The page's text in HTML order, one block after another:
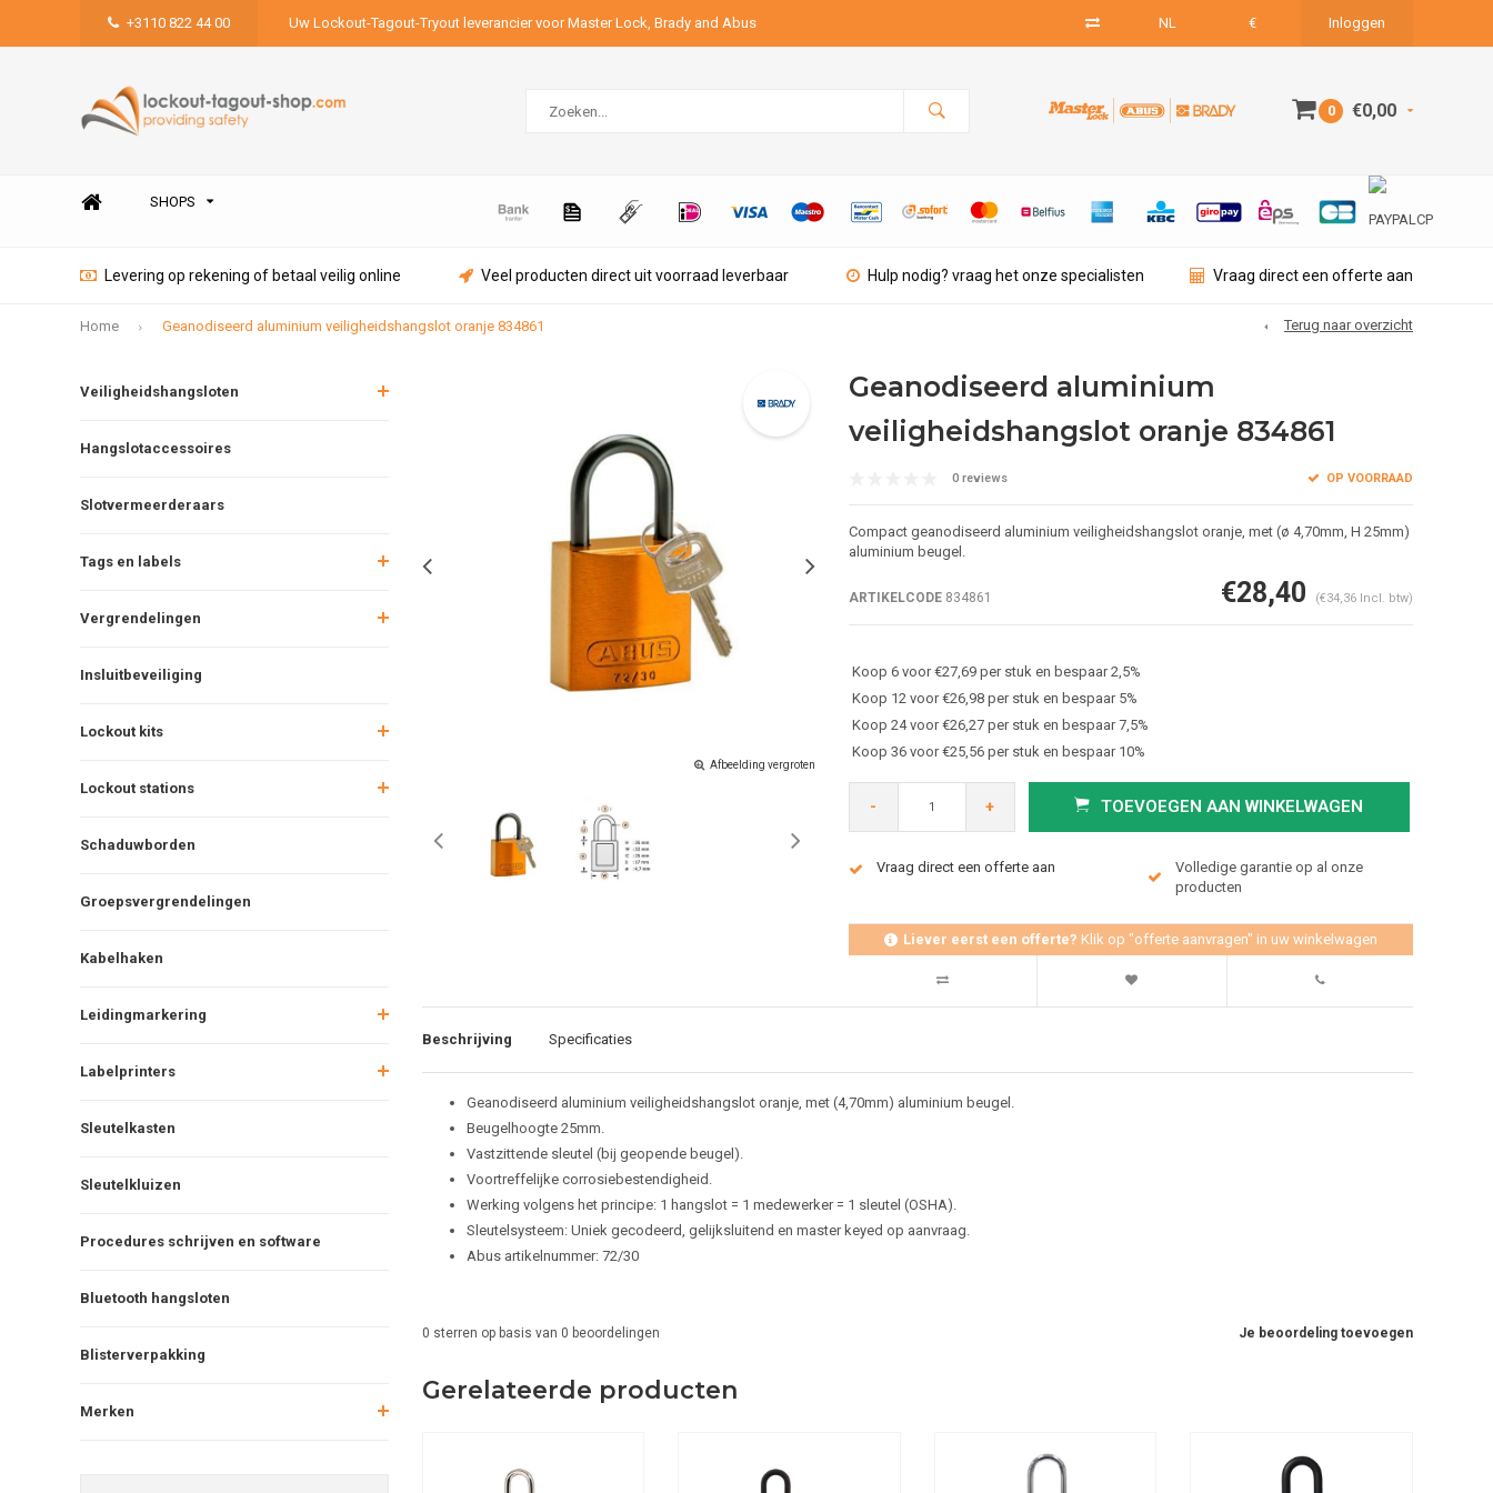
+3110 822 44 00 Uw Lockout-Tagout-Tryout leverancier voor Master Lock, Brady and Abus NL € Inloggen
0 €0,00
SHOPS
Levering op rekening of betaal veilig online Veel producten direct uit voorraad leverbaar Hulp nodig? vraag het onze specialisten Vraag direct een offerte aan
Home Geanodiseerd aluminium veiligheidshangslot oranje 834861 Terug naar overzicht
Veiligheidshangsloten
Hangslotaccessoires
Slotvermeerderaars
Tags en labels
Vergrendelingen
Insluitbeveiliging
Lockout kits
Lockout stations
Schaduwborden
Groepsvergrendelingen
Kabelhaken
Leidingmarkering
Labelprinters
Sleutelkasten
Sleutelkluizen
Procedures schrijven en software
Bluetooth hangsloten
Blisterverpakking
Merken
Afbeelding vergroten
Geanodiseerd aluminium
veiligheidshangslot oranje 834861
0 reviews OP VOORRAAD
Compact geanodiseerd aluminium veiligheidshangslot oranje, met (ø 4,70mm, H 25mm)
aluminium beugel.
ARTIKELCODE834861 €28,40 (€34,36 Incl. btw)
Koop 6 voor €27,69 per stuk en bespaar 2,5%
Koop 12 voor €26,98 per stuk en bespaar 5%
Koop 24 voor €26,27 per stuk en bespaar 7,5%
Koop 36 voor €25,56 per stuk en bespaar 10%
- + TOEVOEGEN AAN WINKELWAGEN
Vraag direct een offerte aan
Volledige garantie op al onze
producten
Liever eerst een offerte? Klik op "offerte aanvragen" in uw winkelwagen
Beschrijving Specificaties
Geanodiseerd aluminium veiligheidshangslot oranje, met (4,70mm) aluminium beugel.
Beugelhoogte 25mm.
Vastzittende sleutel (bij geopende beugel).
Voortreffelijke corrosiebestendigheid.
Werking volgens het principe: 1 hangslot = 1 medewerker = 1 sleutel (OSHA).
Sleutelsysteem: Uniek gecodeerd, gelijksluitend en master keyed op aanvraag.
Abus artikelnummer: 72/30
Je beoordeling toevoegen
0 sterren op basis van 0 beoordelingen
Gerelateerde producten